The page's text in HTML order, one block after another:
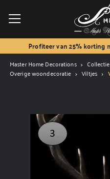
Profiteer van 25% korting
Master Home Decorations Collectie
Overige woondecoratie
Viltjes